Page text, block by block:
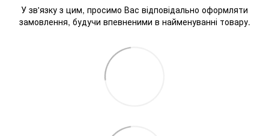
У зв'язку з цим, просимо Вас відповідально оформляти
замовлення, будучи впевненими в найменуванні товару.